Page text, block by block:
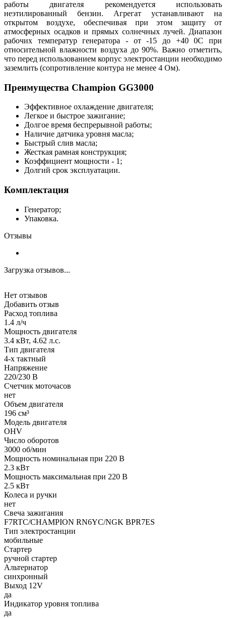
работы двигателя рекомендуется использовать
неэтилированный бензин. Агрегат устанавливают на
открытом воздухе, обеспечивая при этом защиту от
атмосферных осадков и прямых солнечных лучей. Диапазон
рабочих температур генератора - от -15 до +40 0С при
относительной влажности воздуха до 90%. Важно отметить,
что перед использованием корпус электростанции необходимо
заземлить (сопротивление контура не менее 4 Ом).
Преимущества Champion GG3000
Эффективное охлаждение двигателя;
Легкое и быстрое зажигание;
Долгое время беспрерывной работы;
Наличие датчика уровня масла;
Быстрый слив масла;
Жесткая рамная конструкция;
Коэффициент мощности - 1;
Долгий срок эксплуатации.
Комплектация
Генератор;
Упаковка.
Отзывы
Загрузка отзывов...
Нет отзывов
Добавить отзыв
Расход топлива
1.4 л/ч
Мощность двигателя
3.4 кВт, 4.62 л.с.
Тип двигателя
4-х тактный
Напряжение
220/230 В
Счетчик моточасов
нет
Объем двигателя
196 см³
Модель двигателя
OHV
Число оборотов
3000 об/мин
Мощность номинальная при 220 В
2.3 кВт
Мощность максимальная при 220 В
2.5 кВт
Колеса и ручки
нет
Свеча зажигания
F7RTC/CHAMPION RN6YC/NGK BPR7ES
Тип электростанции
мобильные
Стартер
ручной стартер
Альтернатор
синхронный
Выход 12V
да
Индикатор уровня топлива
да